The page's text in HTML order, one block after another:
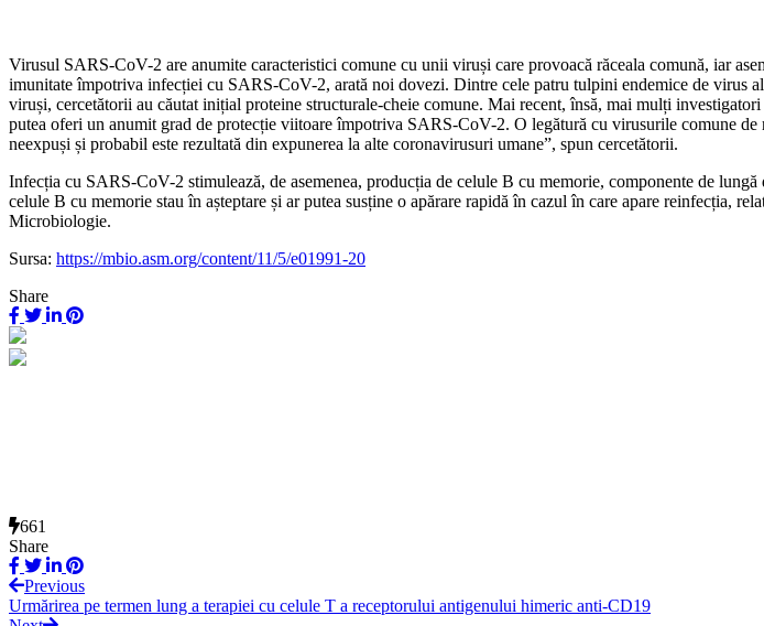
Virusul SARS-CoV-2 are anumite caracteristici comune cu unii viruși care provoacă răceala comună, iar
imunitate împotriva infecției cu SARS-CoV-2, arată noi dovezi. Dintre cele patru tulpini endemice de virus
viruși, cercetătorii au căutat inițial proteine ​​structurale-cheie comune. Mai recent, însă, mai mulți
putea oferi un anumit grad de protecție viitoare împotriva SARS-CoV-2. O legătură cu virusurile comune
neexpuși și probabil este rezultată din expunerea la alte coronavirusuri umane”, spun cercetătorii.
Infecția cu SARS-CoV-2 stimulează, de asemenea, producția de celule B cu memorie, componente de
celule B cu memorie stau în așteptare și ar putea susține o apărare rapidă în cazul în care apare reinfecția,
Microbiologie.
Sursa: https://mbio.asm.org/content/11/5/e01991-20
Share
661
Share
Previous
Urmărirea pe termen lung a terapiei cu celule T a receptorului antigenului himeric anti-CD19